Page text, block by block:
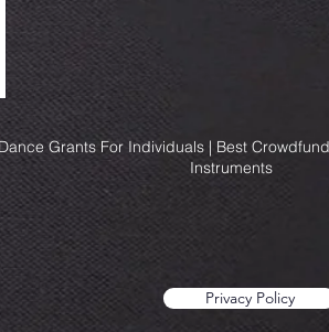
Grants For Individuals | Best
Instruments
Privacy Policy